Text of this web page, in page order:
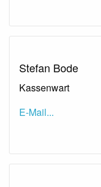
Stefan Bode
Kassenwart
E-Mail...